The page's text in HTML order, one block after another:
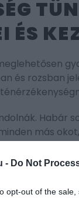
- Do Not
opt-out of the
ÉS
és rozsban
Habár
más